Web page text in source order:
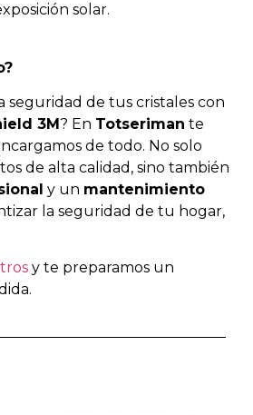
solar.
seguridad de tus cristales con
3M? En Totseriman te
de todo. No solo
de alta calidad, sino también
y un mantenimiento
la seguridad de tu hogar,
y te preparamos un